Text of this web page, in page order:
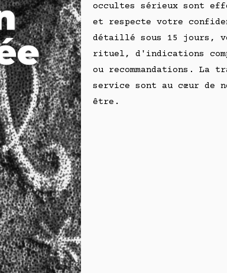
occultes sérieux sont
et respecte votre
détaillé sous 15 jours,
rituel, d'indications
ou recommandations. La
service sont au cœur de
être.